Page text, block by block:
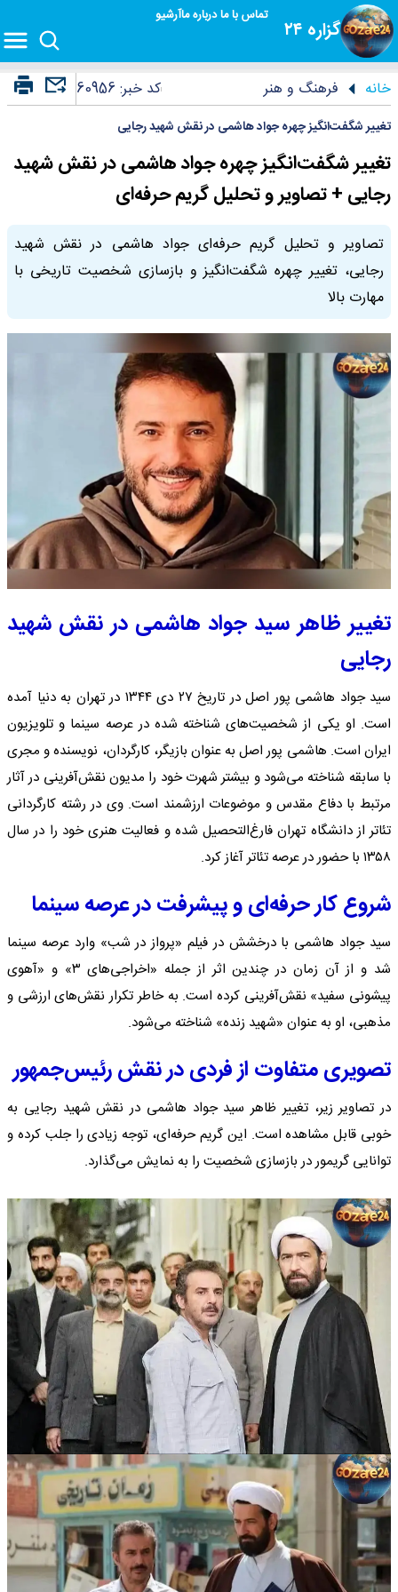
گزاره ۲۴
تماس با مادرباره ماآرشیو
خانه فرهنگ و هنر کد خبر:60956
تغییر شگفت‌انگیز چهره جواد هاشمی در نقش شهید رجایی
تغییر شگفت‌انگیز چهره جواد هاشمی در نقش شهید
رجایی + تصاویر و تحلیل گریم حرفه‌ای
تصاویر و تحلیل گریم حرفه‌ای جواد هاشمی در نقش شهید
رجایی، تغییر چهره شگفت‌انگیز و بازسازی شخصیت تاریخی با
مهارت بالا
تغییر ظاهر سید جواد هاشمی در نقش شهید
رجایی
سید جواد هاشمی پور اصل در تاریخ ۲۷ دی ۱۳۴۴ در تهران به دنیا آمده
است. او یکی از شخصیت‌های شناخته شده در عرصه سینما و تلویزیون
ایران است. هاشمی پور اصل به عنوان بازیگر، کارگردان، نویسنده و مجری
با سابقه شناخته می‌شود و بیشتر شهرت خود را مدیون نقش‌آفرینی در آثار
مرتبط با دفاع مقدس و موضوعات ارزشمند است. وی در رشته کارگردانی
تئاتر از دانشگاه تهران فارغ‌التحصیل شده و فعالیت هنری خود را در سال
۱۳۵۸ با حضور در عرصه تئاتر آغاز کرد.
شروع کار حرفه‌ای و پیشرفت در عرصه سینما
سید جواد هاشمی با درخشش در فیلم «پرواز در شب» وارد عرصه سینما
شد و از آن زمان در چندین اثر از جمله «اخراجی‌های ۳» و «آهوی
پیشونی سفید» نقش‌آفرینی کرده است. به خاطر تکرار نقش‌های ارزشی و
مذهبی، او به عنوان «شهید زنده» شناخته می‌شود.
تصویری متفاوت از فردی در نقش رئیس‌جمهور
در تصاویر زیر، تغییر ظاهر سید جواد هاشمی در نقش شهید رجایی به
خوبی قابل مشاهده است. این گریم حرفه‌ای، توجه زیادی را جلب کرده و
توانایی گریمور در بازسازی شخصیت را به نمایش می‌گذارد.